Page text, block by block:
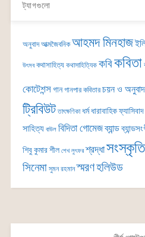
ট্যাগগুলো
অনুবাদ আত্মজৈবনিক আহমদ মিনহাজ
উৎসব কথাসাহিত্য কথাসাহিত্যিক কবিকবিতা
কোটেশন্সগান গানপার কবিতার চয়ন ও
ট্রিবিউট তাৎক্ষণিকা ধর্ম ধারাবাহিকফ্যাসিবাদ
সাহিত্য বাউল বিদিতা গোমেজব্যান্ড
শিবু কুমার শীল শেখ লুৎফর শ্রদ্ধাসংস্কৃতি
সিনেমা সুমন রহমান স্মরণহলিউড